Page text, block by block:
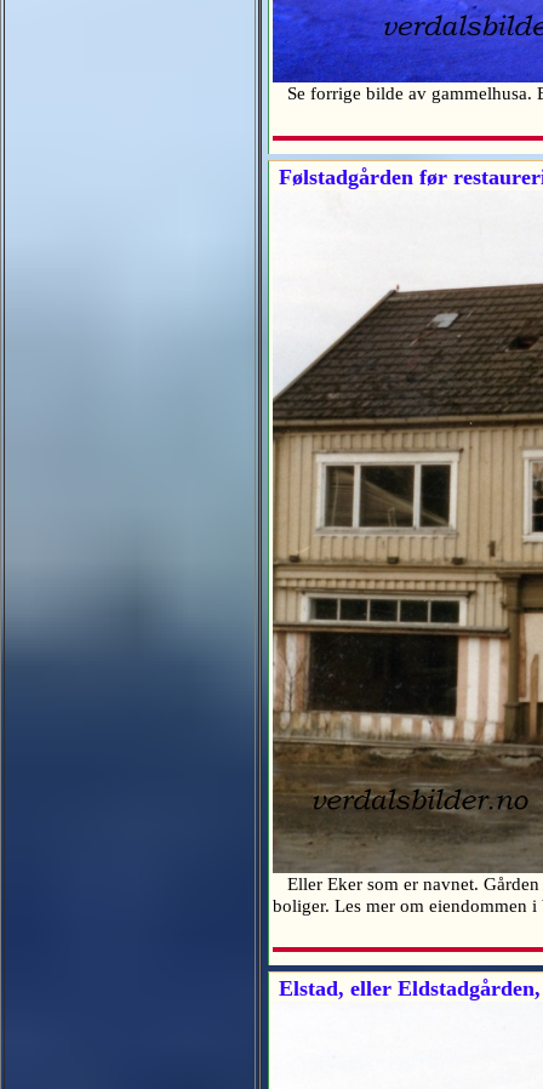
Se forrige bilde av
Følstadgården før
Eller Eker som er navnet.
boliger. Les mer om
Elstad, eller